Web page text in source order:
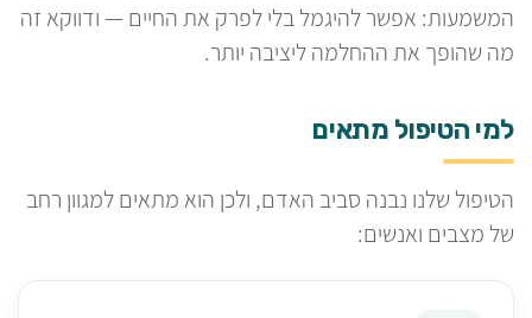
המשמעות: אפשר להיגמל בלי לפרק את החיים — ודווקא זה
מה שהופך את ההחלמה ליציבה יותר.
למי הטיפול מתאים
הטיפול שלנו נבנה סביב האדם, ולכן הוא מתאים למגוון רחב
של מצבים ואנשים: